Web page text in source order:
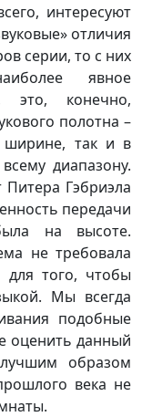
интересуют
отличия
серии, то с них
явное
это, конечно,
полотна –
ширине, так и в
диапазону.
Гэбриэла
передачи
на высоте.
не требовала
для того, чтобы
Мы всегда
подобные
оценить данный
образом
века не